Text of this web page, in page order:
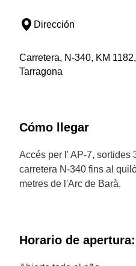
Dirección
Carretera, N-340, KM
Tarragona
Cómo llegar
Accés per l' AP-7, sortides
carretera N-340 fins al
metres de l'Arc de Barà.
Horario de apertura: